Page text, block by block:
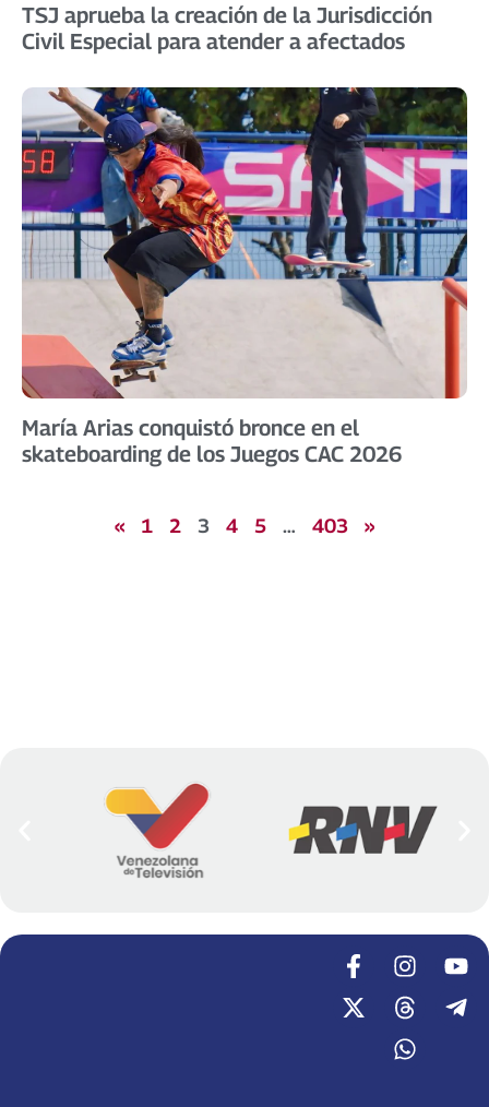
TSJ aprueba la creación de la Jurisdicción
Civil Especial para atender a afectados
María Arias conquistó bronce en el
skateboarding de los Juegos CAC 2026
« 1 2 3 4 5 … 403 »